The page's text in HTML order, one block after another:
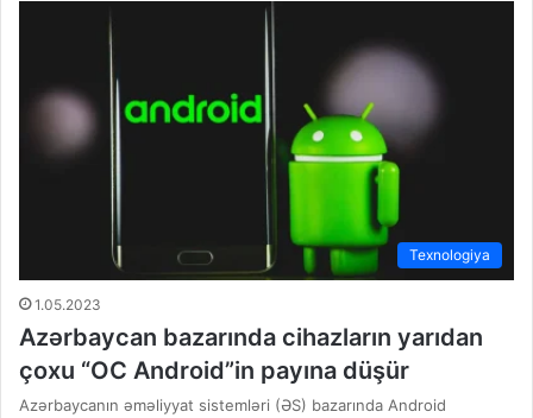
Texnologiya
1.05.2023
Azərbaycan bazarında cihazların yarıdan
çoxu “OC Android”in payına düşür
Azərbaycanın əməliyyat sistemləri (ƏS) bazarında Android